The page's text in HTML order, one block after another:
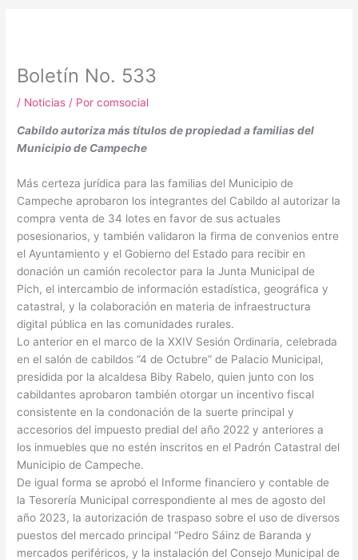
Boletín No. 533
/ Noticias / Porcomsocial
Cabildo autoriza más títulos de propiedad a familias del
Municipio de Campeche
Más certeza jurídica para las familias del Municipio de
Campeche aprobaron los integrantes del Cabildo al autorizar la
compra venta de 34 lotes en favor de sus actuales
posesionarios, y también validaron la firma de convenios entre
el Ayuntamiento y el Gobierno del Estado para recibir en
donación un camión recolector para la Junta Municipal de
Pich, el intercambio de información estadística, geográfica y
catastral, y la colaboración en materia de infraestructura
digital pública en las comunidades rurales.
Lo anterior en el marco de la XXIV Sesión Ordinaria, celebrada
en el salón de cabildos “4 de Octubre” de Palacio Municipal,
presidida por la alcaldesa Biby Rabelo, quien junto con los
cabildantes aprobaron también otorgar un incentivo fiscal
consistente en la condonación de la suerte principal y
accesorios del impuesto predial del año 2022 y anteriores a
los inmuebles que no estén inscritos en el Padrón Catastral del
Municipio de Campeche.
De igual forma se aprobó el Informe financiero y contable de
la Tesorería Municipal correspondiente al mes de agosto del
año 2023, la autorización de traspaso sobre el uso de diversos
puestos del mercado principal “Pedro Sáinz de Baranda y
mercados periféricos, y la instalación del Consejo Municipal de